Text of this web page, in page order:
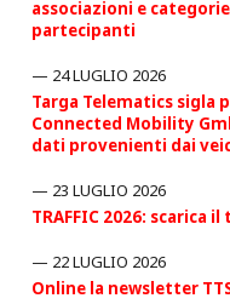
associazioni e
partecipanti
24 LUGLIO 2026
Targa Telematics sigla
Connected Mobility
dati provenienti dai
23 LUGLIO 2026
TRAFFIC 2026: scarica
22 LUGLIO 2026
Online la newsletter